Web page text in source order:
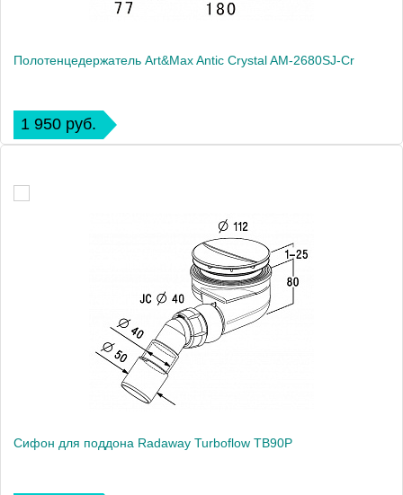
Полотенцедержатель Art&Max Antic Crystal AM-2680SJ-Cr
1 950 руб.
Сифон для поддона Radaway Turboflow TB90P